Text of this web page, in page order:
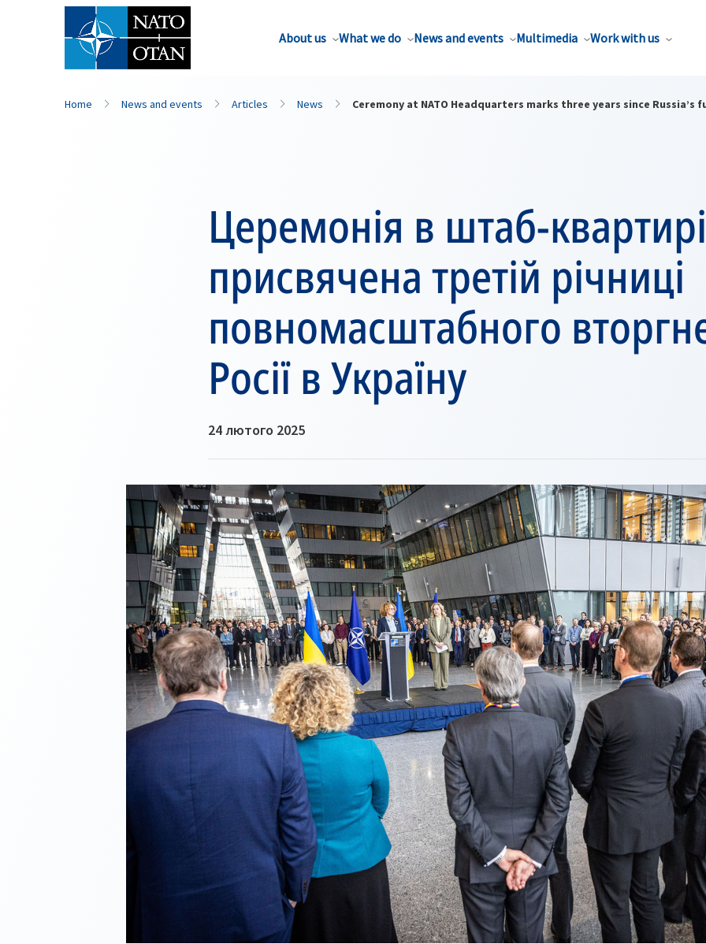
About us What we do News and events Multimedia Work with us
Home News and events Articles News Ceremony at NATO Headquarters marks three years since Russia’s
Церемонія в штаб-
присвячена третій річниці
повномасштабного
Росії в Україну
24 лютого 2025